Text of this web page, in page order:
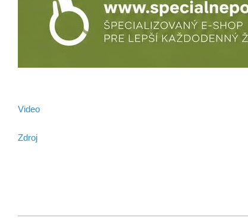
Video
Zdroj